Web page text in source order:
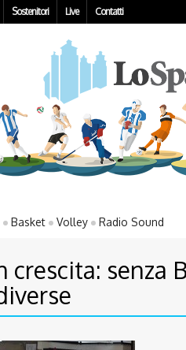
Sostenitori Live Contatti
Basket Volley Radio Sound
crescita: senza